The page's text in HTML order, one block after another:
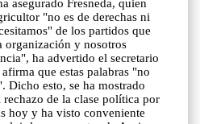
asegurado Fresneda, quien
"no es de derechas ni
de los partidos que
organización y nosotros
ha advertido el secretario
que estas palabras "no
Dicho esto, se ha mostrado
de la clase política por
hoy y ha visto conveniente